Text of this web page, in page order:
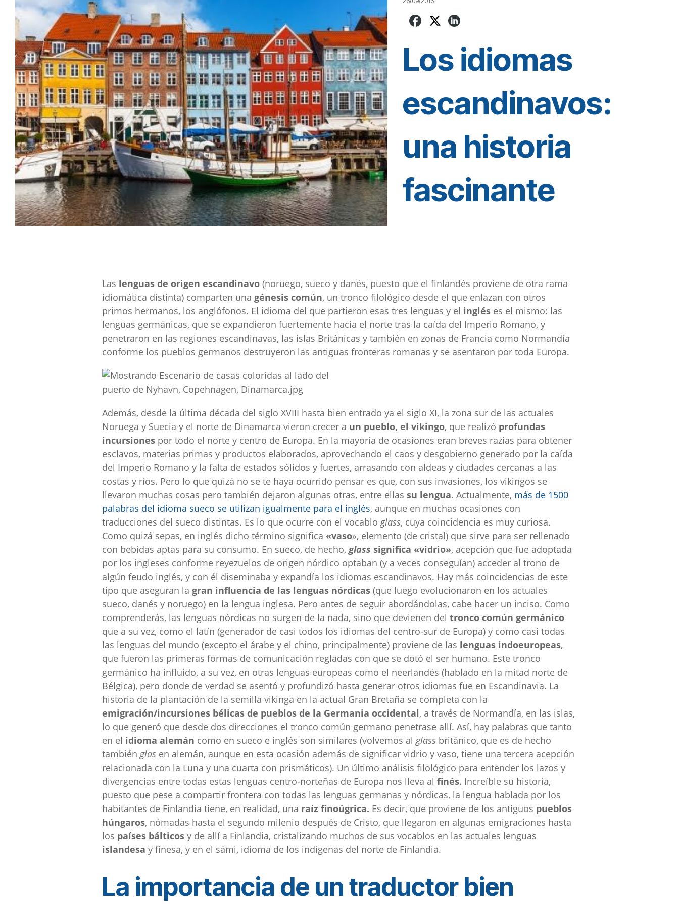
Los idiomas
escandinavos:
una historia
fascinante
Las lenguas de origen escandinavo (noruego, sueco y danés, puesto que el finlandés proviene de otra rama
idiomática distinta) comparten una génesis común, un tronco filológico desde el que enlazan con otros
primos hermanos, los anglófonos. El idioma del que partieron esas tres lenguas y el inglés es el mismo: las
lenguas germánicas, que se expandieron fuertemente hacia el norte tras la caída del Imperio Romano, y
penetraron en las regiones escandinavas, las islas Británicas y también en zonas de Francia como Normandía
conforme los pueblos germanos destruyeron las antiguas fronteras romanas y se asentaron por toda Europa.
Además, desde la última década del siglo XVIII hasta bien entrado ya el siglo XI, la zona sur de las actuales
Noruega y Suecia y el norte de Dinamarca vieron crecer a un pueblo, el vikingo, que realizó profundas
incursiones por todo el norte y centro de Europa. En la mayoría de ocasiones eran breves razias para obtener
esclavos, materias primas y productos elaborados, aprovechando el caos y desgobierno generado por la caída
del Imperio Romano y la falta de estados sólidos y fuertes, arrasando con aldeas y ciudades cercanas a las
costas y ríos. Pero lo que quizá no se te haya ocurrido pensar es que, con sus invasiones, los vikingos se
llevaron muchas cosas pero también dejaron algunas otras, entre ellas su lengua. Actualmente, más de 1500
palabras del idioma sueco se utilizan igualmente para el inglés, aunque en muchas ocasiones con
traducciones del sueco distintas. Es lo que ocurre con el vocabloglass, cuya coincidencia es muy curiosa.
Como quizá sepas, en inglés dicho término significa «vaso», elemento (de cristal) que sirve para ser rellenado
con bebidas aptas para su consumo. En sueco, de hecho, glass significa «vidrio», acepción que fue adoptada
por los ingleses conforme reyezuelos de origen nórdico optaban (y a veces conseguían) acceder al trono de
algún feudo inglés, y con él diseminaba y expandía los idiomas escandinavos. Hay más coincidencias de este
tipo que aseguran la gran influencia de las lenguas nórdicas (que luego evolucionaron en los actuales
sueco, danés y noruego) en la lengua inglesa. Pero antes de seguir abordándolas, cabe hacer un inciso. Como
comprenderás, las lenguas nórdicas no surgen de la nada, sino que devienen del tronco común germánico
que a su vez, como el latín (generador de casi todos los idiomas del centro-sur de Europa) y como casi todas
las lenguas del mundo (excepto el árabe y el chino, principalmente) proviene de las lenguas indoeuropeas,
que fueron las primeras formas de comunicación regladas con que se dotó el ser humano. Este tronco
germánico ha influido, a su vez, en otras lenguas europeas como el neerlandés (hablado en la mitad norte de
Bélgica), pero donde de verdad se asentó y profundizó hasta generar otros idiomas fue en Escandinavia. La
historia de la plantación de la semilla vikinga en la actual Gran Bretaña se completa con la
emigración/incursiones bélicas de pueblos de la Germania occidental, a través de Normandía, en las islas,
lo que generó que desde dos direcciones el tronco común germano penetrase allí. Así, hay palabras que tanto
en el idioma alemán como en sueco e inglés son similares (volvemos alglass británico, que es de hecho
tambiénglas en alemán, aunque en esta ocasión además de significar vidrio y vaso, tiene una tercera acepción
relacionada con la Luna y una cuarta con prismáticos). Un último análisis filológico para entender los lazos y
divergencias entre todas estas lenguas centro-norteñas de Europa nos lleva al finés. Increíble su historia,
puesto que pese a compartir frontera con todas las lenguas germanas y nórdicas, la lengua hablada por los
habitantes de Finlandia tiene, en realidad, una raíz finoúgrica. Es decir, que proviene de los antiguos pueblos
húngaros, nómadas hasta el segundo milenio después de Cristo, que llegaron en algunas emigraciones hasta
los países bálticos y de allí a Finlandia, cristalizando muchos de sus vocablos en las actuales lenguas
islandesa y finesa, y en el sámi, idioma de los indígenas del norte de Finlandia.
La importancia de un traductor bien